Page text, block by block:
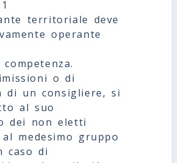
territoriale deve
operante
o di
di un consigliere, si
al suo
dei non eletti
medesimo gruppo
caso di